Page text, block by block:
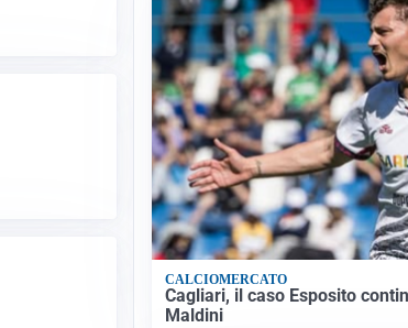
CALCIOMERCATO
Cagliari, il caso Esposito
Maldini